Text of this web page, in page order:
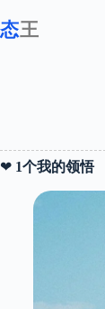
至
❤ 1个我的领悟